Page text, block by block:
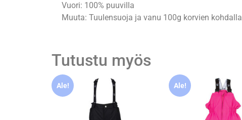
Vuori: 100% puuvilla
Muuta: Tuulensuoja ja vanu 100g korvien kohdalla
Tutustu myös
Ale! Ale!